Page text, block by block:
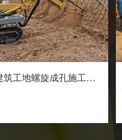
咸阳某建筑工地螺旋成孔施工锚索